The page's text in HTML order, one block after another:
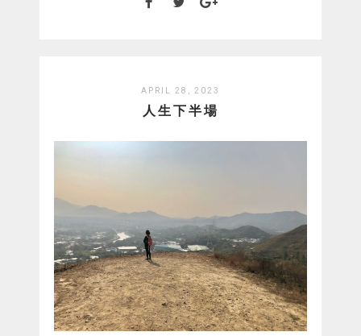
APRIL 28, 2023
人生下半場